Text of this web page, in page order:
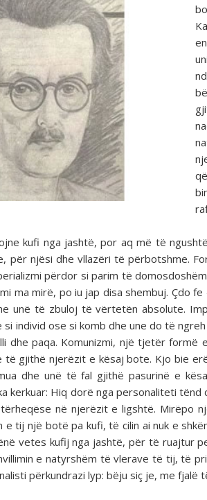
kufi nga jashtë, por aq më të
për njësi dhe vllazëri të përbotshme.
përdor si parim të
ma mirë, po iu jap disa shembuj. Çdo
unë të zbuloj të vërtetën absolute.
individ ose si komb dhe une do të
dhe paqa. Komunizmi, një tjetër formë
gjithë njerëzit e kësaj bote. Kjo bie
dhe unë të fal gjithë pasurinë e
kerkuar: Hiq dorë nga personaliteti
në njerëzit e ligshtë. Mirëpo
e tij një botë pa kufi, të cilin ai nuk e
vetes kufij nga jashtë, për të ruajtur
e natyrshëm të vlerave të tij, të
përkundrazi lyp: bëju siç je, me